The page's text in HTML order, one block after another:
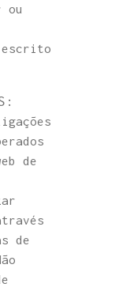
ou
escrito
de
de